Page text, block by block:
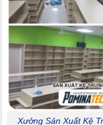
Xưởng Sản Xuất Kệ